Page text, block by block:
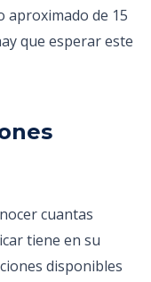
aproximado de 15
que esperar este
cuantas
tiene en su
disponibles